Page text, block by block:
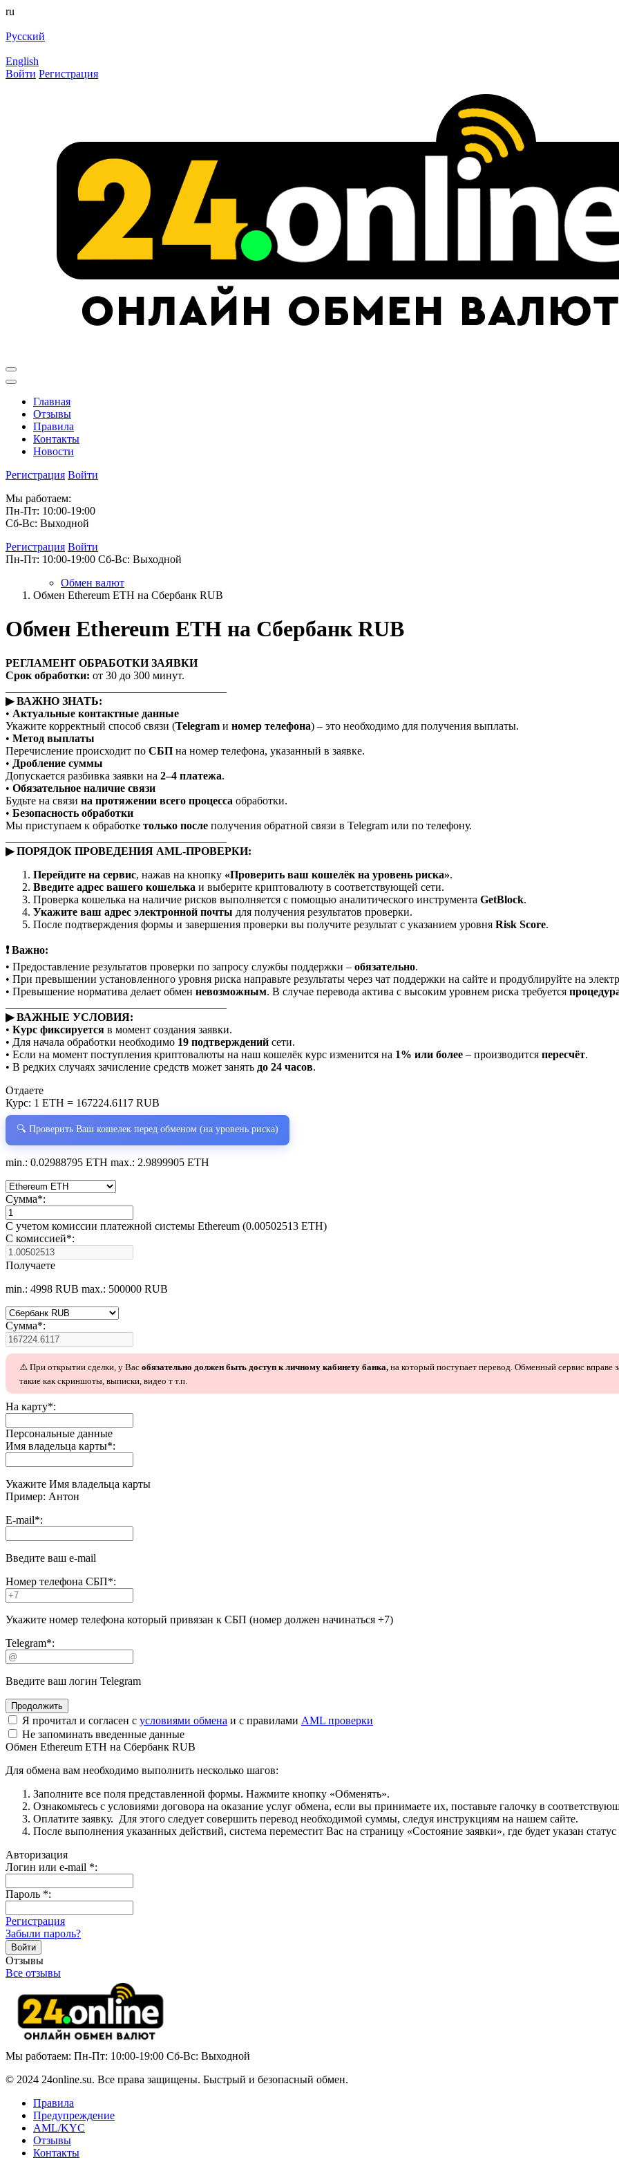
ru
Русский
English
Войти Регистрация
Главная
Отзывы
Правила
Контакты
Новости
Регистрация Войти
Мы работаем:
Пн-Пт: 10:00-19:00
Сб-Вс: Выходной
Регистрация Войти
Пн-Пт: 10:00-19:00 Сб-Вс: Выходной
Обмен валют
Обмен Ethereum ETH на Сбербанк RUB
Обмен Ethereum ETH на Сбербанк RUB
РЕГЛАМЕНТ ОБРАБОТКИ ЗАЯВКИ
Срок обработки: от 30 до 300 минут.
▶ ВАЖНО ЗНАТЬ:
• Актуальные контактные данные
Укажите корректный способ связи (Telegram и номер телефона) – это необходимо для получения выплаты.
• Метод выплаты
Перечисление происходит по СБП на номер телефона, указанный в заявке.
• Дробление суммы
Допускается разбивка заявки на 2–4 платежа.
• Обязательное наличие связи
Будьте на связи на протяжении всего процесса обработки.
• Безопасность обработки
Мы приступаем к обработке только после получения обратной связи в Telegram или по телефону.
▶ ПОРЯДОК ПРОВЕДЕНИЯ AML-ПРОВЕРКИ:
Перейдите на сервис, нажав на кнопку «Проверить ваш кошелёк на уровень риска».
Введите адрес вашего кошелька и выберите криптовалюту в соответствующей сети.
Проверка кошелька на наличие рисков выполняется с помощью аналитического инструмента GetBlock.
Укажите ваш адрес электронной почты для получения результатов проверки.
После подтверждения формы и завершения проверки вы получите результат с указанием уровня Risk Score.
❗ Важно:
• Предоставление результатов проверки по запросу службы поддержки – обязательно.
• При превышении установленного уровня риска направьте результаты через чат поддержки на сайте и продублируйте на
• Превышение норматива делает обмен невозможным. В случае перевода актива с высоким уровнем риска требуется
▶ ВАЖНЫЕ УСЛОВИЯ:
• Курс фиксируется в момент создания заявки.
• Для начала обработки необходимо 19 подтверждений сети.
• Если на момент поступления криптовалюты на наш кошелёк курс изменится на 1% или более – производится пересчёт.
• В редких случаях зачисление средств может занять до 24 часов.
Отдаете
Курс: 1 ETH = 167224.6117 RUB
🔍 Проверить Ваш кошелек перед обменом (на уровень риска)
min.: 0.02988795 ETH max.: 2.9899905 ETH
Сумма*:
С учетом комиссии платежной системы Ethereum (0.00502513 ETH)
С комиссией*:
Получаете
min.: 4998 RUB max.: 500000 RUB
Сумма*:
⚠️ При открытии сделки, у Вас обязательно должен быть доступ к личному кабинету банка, на который поступает перевод. Обменный сервис вправе
такие как скриншоты, выписки, видео т т.п.
На карту*:
Персональные данные
Имя владельца карты*:
Укажите Имя владельца карты
Пример: Антон
E-mail*:
Введите ваш e-mail
Номер телефона СБП*:
Укажите номер телефона который привязан к СБП (номер должен начинаться +7)
Telegram*:
Введите ваш логин Telegram
Я прочитал и согласен с условиями обмена и с правилами AML проверки
Не запоминать введенные данные
Обмен Ethereum ETH на Сбербанк RUB
Для обмена вам необходимо выполнить несколько шагов:
Заполните все поля представленной формы. Нажмите кнопку «Обменять».
Ознакомьтесь с условиями договора на оказание услуг обмена, если вы принимаете их, поставьте галочку в
Оплатите заявку. Для этого следует совершить перевод необходимой суммы, следуя инструкциям на нашем сайте.
После выполнения указанных действий, система переместит Вас на страницу «Состояние заявки», где будет указан
Авторизация
Логин или e-mail *:
Пароль *:
Регистрация
Забыли пароль?
Отзывы
Все отзывы
Мы работаем: Пн-Пт: 10:00-19:00 Сб-Вс: Выходной
© 2024 24online.su. Все права защищены. Быстрый и безопасный обмен.
Правила
Предупреждение
AML/KYC
Отзывы
Контакты